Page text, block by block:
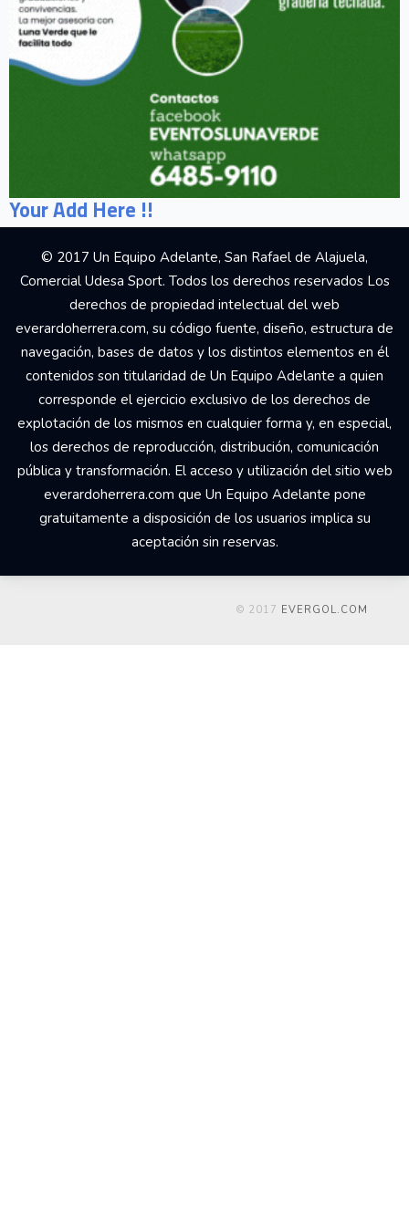
Your Add Here !!
© 2017 Un Equipo Adelante, San Rafael de Alajuela,
Comercial Udesa Sport. Todos los derechos reservados Los
derechos de propiedad intelectual del web
everardoherrera.com, su código fuente, diseño, estructura de
navegación, bases de datos y los distintos elementos en él
contenidos son titularidad de Un Equipo Adelante a quien
corresponde el ejercicio exclusivo de los derechos de
explotación de los mismos en cualquier forma y, en especial,
los derechos de reproducción, distribución, comunicación
pública y transformación. El acceso y utilización del sitio web
everardoherrera.com que Un Equipo Adelante pone
gratuitamente a disposición de los usuarios implica su
aceptación sin reservas.
© 2017 EVERGOL.COM